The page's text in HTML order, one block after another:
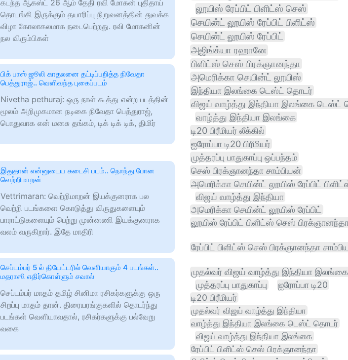
கடந்த ஆகஸ்ட் 26 ஆம் தேதி ரவி மோகன் புதிதாய்
தொடங்கி இருக்கும் தயாரிப்பு நிறுவனத்தின் துவக்க
விழா கோலாகலமாக நடைபெற்றது. ரவி மோகனின்
நல விரும்பிகள்
பிக் பாஸ் ஜூலி காதலனை தட்டிப்பறித்த நிவேதா
பெத்துராஜ்.. வெளிவந்த புகைப்படம்
Nivetha pethuraj: ஒரு நாள் கூத்து என்ற படத்தின்
மூலம் அறிமுகமான நடிகை நிவேதா பெத்துராஜ்,
பொதுவாக என் மனசு தங்கம், டிக் டிக் டிக், திமிர்
இதுதான் என்னுடைய கடைசி படம்.. நொந்து போன
வெற்றிமாறன்
Vettrimaran: வெற்றிமாறன் இயக்குனராக பல
வெற்றி படங்களை கொடுத்து விருதுகளையும்
பாராட்டுகளையும் பெற்று முன்னணி இயக்குனராக
வலம் வருகிறார். இதே மாதிரி
செப்டம்பர் 5 ல் தியேட்டரில் வெளியாகும் 4 படங்கள்..
மதராஸி எதிர்கொள்ளும் சவால்
செப்டம்பர் மாதம் தமிழ் சினிமா ரசிகர்களுக்கு ஒரு
சிறப்பு மாதம் தான். திரையரங்குகளில் தொடர்ந்து
படங்கள் வெளியாவதால், ரசிகர்களுக்கு பல்வேறு
வகை
லூயிஸ் ரேப்பிட் பிளிட்ஸ் செஸ்
செயின்ட் லூயிஸ் ரேப்பிட் பிளிட்ஸ்
செயின்ட் லூயிஸ் ரேப்பிட்
அஜிங்க்யா ரஹானே
பிளிட்ஸ் செஸ் பிரக்ஞானந்தா
அமெரிக்கா செயின்ட் லூயிஸ்
இந்தியா இலங்கை டெஸ்ட் தொடர்
விஜய் வாழ்த்து இந்தியா இலங்கை டெஸ்ட்
வாழ்த்து இந்தியா இலங்கை
டி20 பிரீமியர் லீக்கில்
ஐரோப்பா டி20 பிரீமியர்
முத்தரப்பு பாதுகாப்பு ஒப்பந்தம்
செஸ் பிரக்ஞானந்தா சாம்பியன்
அமெரிக்கா செயின்ட் லூயிஸ் ரேப்பிட்
விஜய் வாழ்த்து இந்தியா
அமெரிக்கா செயின்ட் லூயிஸ் ரேப்பிட்
லூயிஸ் ரேப்பிட் பிளிட்ஸ் செஸ்
ரேப்பிட் பிளிட்ஸ் செஸ் பிரக்ஞானந்தா
முதல்வர் விஜய் வாழ்த்து இந்தியா இலங்கை
முத்தரப்பு பாதுகாப்பு
ஐரோப்பா டி20
டி20 பிரீமியர்
முதல்வர் விஜய் வாழ்த்து இந்தியா
வாழ்த்து இந்தியா இலங்கை டெஸ்ட் தொடர்
விஜய் வாழ்த்து இந்தியா இலங்கை
ரேப்பிட் பிளிட்ஸ் செஸ் பிரக்ஞானந்தா